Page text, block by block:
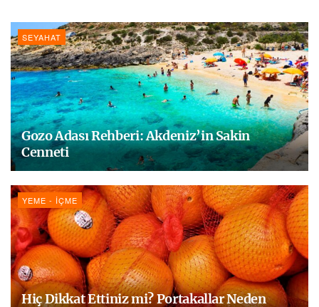
SEYAHAT
Gozo Adası Rehberi: Akdeniz’in Sakin
Cenneti
YEME - İÇME
Hiç Dikkat Ettiniz mi? Portakallar Neden